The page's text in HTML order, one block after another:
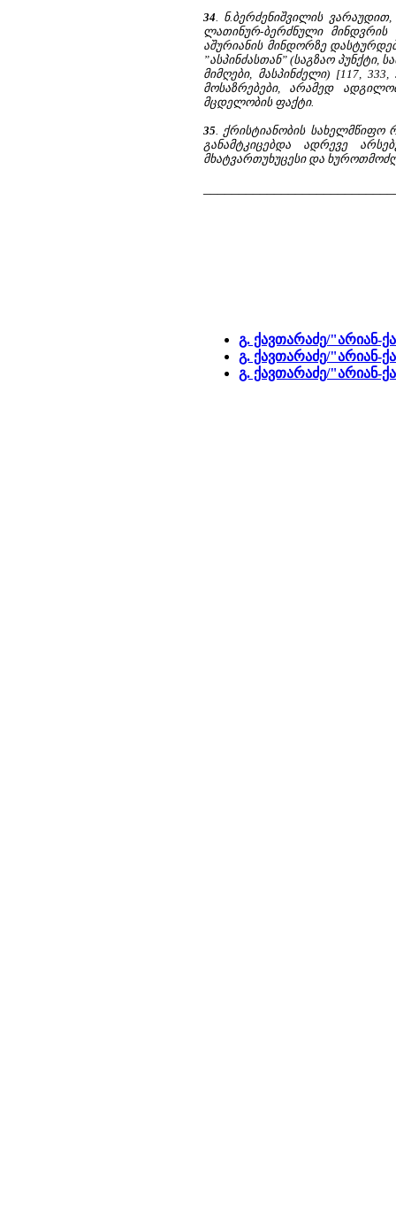
34 . ნ.ბერძენიშვილის
ლათინურ-ბერძნული
აშურიანის მინდორზე
”ასპინძასთან” (საგზაო
მიმღები, მასპინძელი) [117,
მოსაზრებები, არამედ
მცდელობის ფაქტი.
35 . ქრისტიანობის
განამტკიცებდა ადრევე
მხატვართუხუცესი და
გ. ქავთარაძე/"არიან-
გ. ქავთარაძე/"არიან-
გ. ქავთარაძე/"არიან-